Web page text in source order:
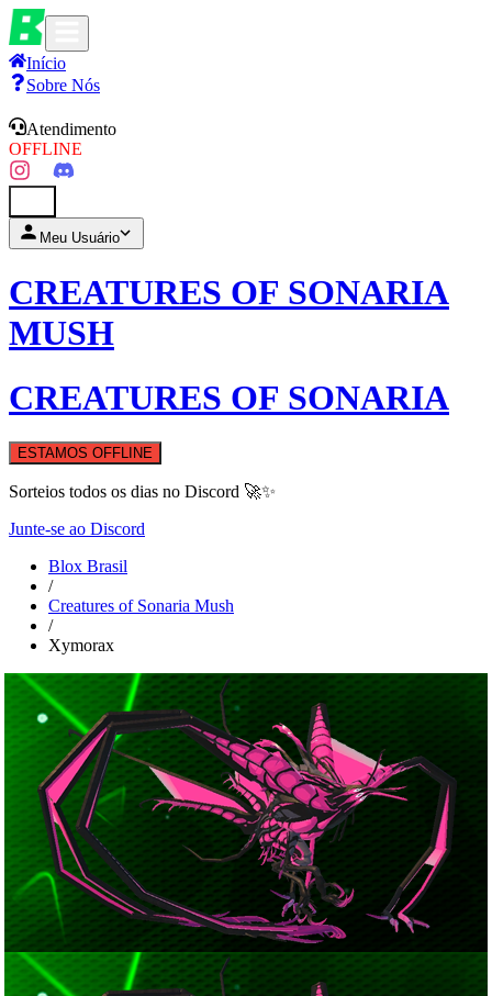
Início
Sobre Nós
Atendimento
OFFLINE
Meu Usuário
CREATURES OF SONARIA
MUSH
CREATURES OF SONARIA
ESTAMOS OFFLINE
Sorteios todos os dias no Discord 🚀✨
Junte-se ao Discord
Blox Brasil
/
Creatures of Sonaria Mush
/
Xymorax